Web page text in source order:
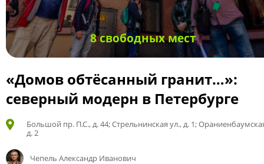
8 свободных мест
«Домов обтёсанный гранит…»:
северный модерн в Петербурге
Большой пр. П.С., д. 44; Стрельнинская ул., д. 1;
д. 2
Чепель Александр Иванович